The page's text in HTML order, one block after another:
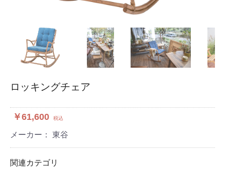
ロッキングチェア
￥61,600 税込
メーカー： 東谷
関連カテゴリ